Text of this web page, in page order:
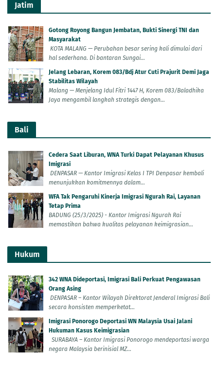
Jatim
Gotong Royong Bangun Jembatan, Bukti Sinergi TNI dan
Masyarakat
KOTA MALANG — Perubahan besar sering kali dimulai dari
hal sederhana. Di bantaran Sungai...
Jelang Lebaran, Korem 083/Bdj Atur Cuti Prajurit Demi Jaga
Stabilitas Wilayah
Malang — Menjelang Idul Fitri 1447 H, Korem 083/Baladhika
Jaya mengambil langkah strategis dengan...
Bali
Cedera Saat Liburan, WNA Turki Dapat Pelayanan Khusus
Imigrasi
DENPASAR — Kantor Imigrasi Kelas I TPI Denpasar kembali
menunjukkan komitmennya dalam...
WFA Tak Pengaruhi Kinerja Imigrasi Ngurah Rai, Layanan
Tetap Prima
BADUNG (25/3/2025) - Kantor Imigrasi Ngurah Rai
memastikan bahwa kualitas pelayanan keimigrasian...
Hukum
342 WNA Dideportasi, Imigrasi Bali Perkuat Pengawasan
Orang Asing
DENPASAR – Kantor Wilayah Direktorat Jenderal Imigrasi Bali
secara konsisten memperketat...
Imigrasi Ponorogo Deportasi WN Malaysia Usai Jalani
Hukuman Kasus Keimigrasian
SURABAYA – Kantor Imigrasi Ponorogo mendeportasi warga
negara Malaysia berinisial MZ...